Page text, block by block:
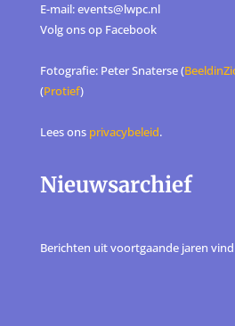
E-mail: events@lwpc.nl
Volg ons op Facebook
Fotografie: Peter Snaterse (
(Protief)
Lees ons privacybeleid.
Nieuwsarchief
Berichten uit voortgaande jaren